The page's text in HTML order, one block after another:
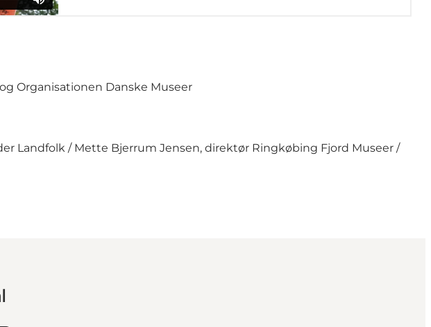
Organisationen Danske Museer
Landfolk / Mette Bjerrum Jensen, direktør Ringkøbing Fjord Museer /